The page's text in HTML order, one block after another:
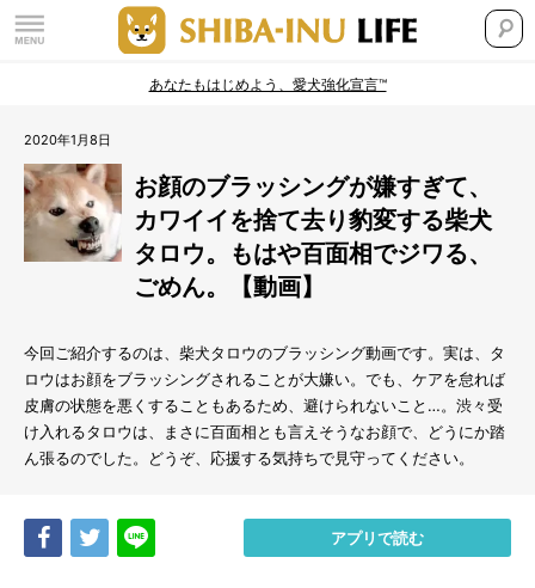
あなたもはじめよう、愛犬強化宣言™
2020年1月8日
お顔のブラッシングが嫌すぎて、
カワイイを捨て去り豹変する柴犬
タロウ。もはや百面相でジワる、
ごめん。【動画】
今回ご紹介するのは、柴犬タロウのブラッシング動画です。実は、タ
ロウはお顔をブラッシングされることが大嫌い。でも、ケアを怠れば
皮膚の状態を悪くすることもあるため、避けられないこと…。渋々受
け入れるタロウは、まさに百面相とも言えそうなお顔で、どうにか踏
ん張るのでした。どうぞ、応援する気持ちで見守ってください。
Share Tweet アプリで読む